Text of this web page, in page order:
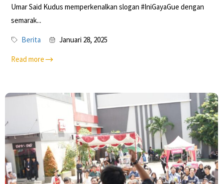
Umar Said Kudus memperkenalkan slogan #IniGayaGue dengan
semarak...
Berita Januari 28, 2025
Read more